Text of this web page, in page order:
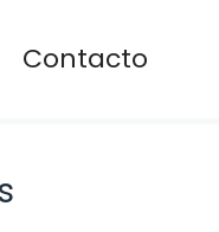
Contacto